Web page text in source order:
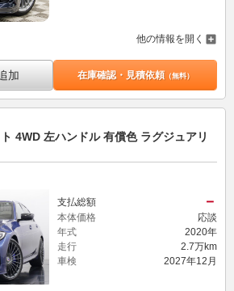
他の情報を開く
加 在庫確認・見積依頼（無料）
4WD 左ハンドル 有償色 ラグジュアリ
支払総額 －
本体価格
応談
年式
2020年
走行
2.7万km
車検
2027年12月